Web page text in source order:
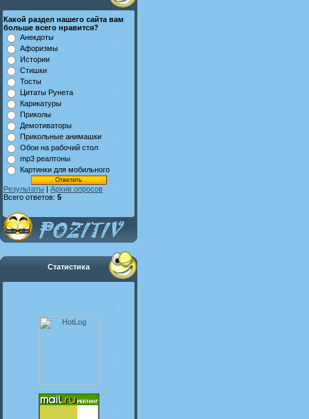
Какой раздел нашего сайта вам
больше всего нравится?
Анекдоты
Афоризмы
Истории
Стишки
Тосты
Цитаты Рунета
Карикатуры
Приколы
Демотиваторы
Прикольные анимашки
Обои на рабочий стол
mp3 реалтоны
Картинки для мобильного
Результаты | Архив опросов
Всего ответов: 5
Статистика